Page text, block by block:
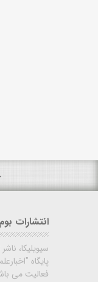
انتشارات
سیویلیکا،
پایگاه
فعالیت می